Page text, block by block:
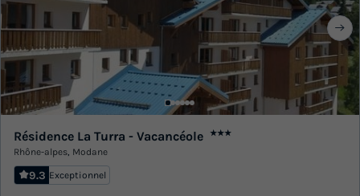
Résidence La Turra - Vacancéole ★★★
Rhône-alpes, Modane
9.3 Exceptionnel